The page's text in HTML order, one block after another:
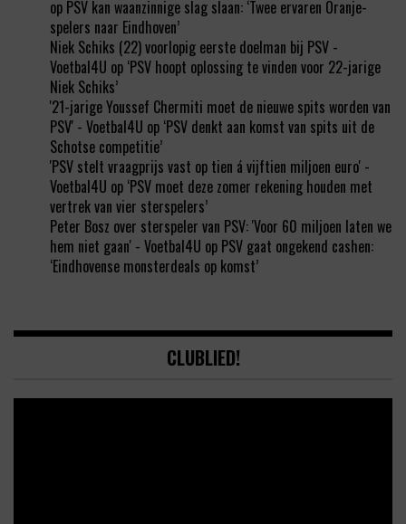
op PSV kan waanzinnige slag slaan: ‘Twee ervaren Oranje-
spelers naar Eindhoven’
Niek Schiks (22) voorlopig eerste doelman bij PSV -
Voetbal4U op ‘PSV hoopt oplossing te vinden voor 22-jarige
Niek Schiks’
'21-jarige Youssef Chermiti moet de nieuwe spits worden van
PSV' - Voetbal4U op ‘PSV denkt aan komst van spits uit de
Schotse competitie’
'PSV stelt vraagprijs vast op tien á vijftien miljoen euro' -
Voetbal4U op ‘PSV moet deze zomer rekening houden met
vertrek van vier sterspelers’
Peter Bosz over sterspeler van PSV: 'Voor 60 miljoen laten we
hem niet gaan' - Voetbal4U op PSV gaat ongekend cashen:
‘Eindhovense monsterdeals op komst’
CLUBLIED!